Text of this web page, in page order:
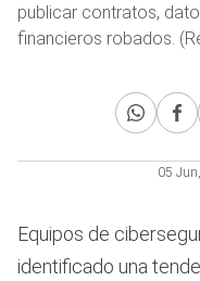
publicar contratos,
financieros robados.
05
Equipos de
identificado una